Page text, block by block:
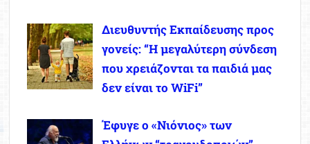
Διευθυντής Εκπαίδευσης προς
γονείς: “Η μεγαλύτερη σύνδεση
που χρειάζονται τα παιδιά μας
δεν είναι το WiFi”
Έφυγε ο «Νιόνιος» των